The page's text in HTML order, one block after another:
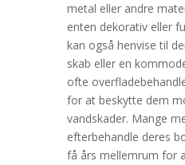
metal eller andre
enten dekorativ eller
kan også henvise til
skab eller en
ofte
for at beskytte dem
vandskader. Mange
efterbehandle deres
få års mellemrum for